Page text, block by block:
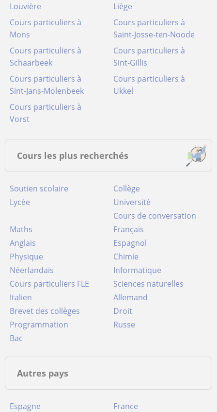
Louvière
Liège
Cours particuliers à
Mons
Cours particuliers à
Saint-Josse-ten-Noode
Cours particuliers à
Schaarbeek
Cours particuliers à
Sint-Gillis
Cours particuliers à
Sint-Jans-Molenbeek
Cours particuliers à
Ukkel
Cours particuliers à
Vorst
Cours les plus recherchés
Soutien scolaire
Collège
Lycée
Université
Cours de conversation
Maths
Français
Anglais
Espagnol
Physique
Chimie
Néerlandais
Informatique
Cours particuliers FLE
Sciences naturelles
Italien
Allemand
Brevet des collèges
Droit
Programmation
Russe
Bac
Autres pays
Espagne
France